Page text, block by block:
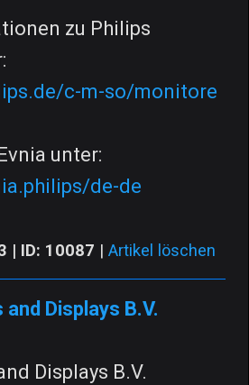
zu Philips
c-m-so/monitore
unter:
de-de
| ID: 10087 | Artikel löschen
Displays B.V.
Displays B.V.